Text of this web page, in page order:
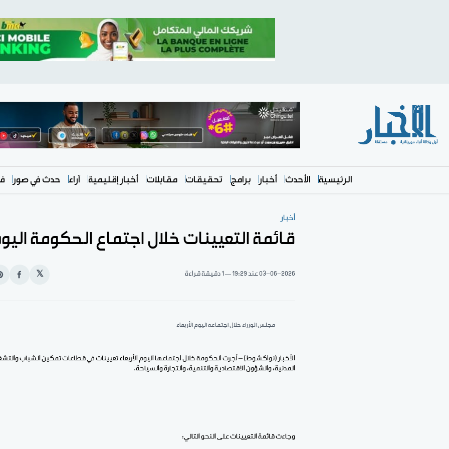
الرئيسية الأحدث أخبار برامج تحقيقات مقابلات أخبار إقليمية آراء حدث في صور
أخبار
قائمة التعيينات خلال اجتماع الحكومة
03-06-2026عند 19:29 1 دقيقة قراءة 𝕏
انشر
مجلس الوزراء خلال اجتماعه اليوم الأربعاء
الأخبار (نواكشوط) – أجرت الحكومة خلال اجتماعها اليوم الأربعاء تعيينات في قطاعاتتمكين الشباب
المدنية، والشؤون الاقتصادية والتنمية، والتجارة والسياحة.
وجاءت قائمة التعيينات على النحو التالي: